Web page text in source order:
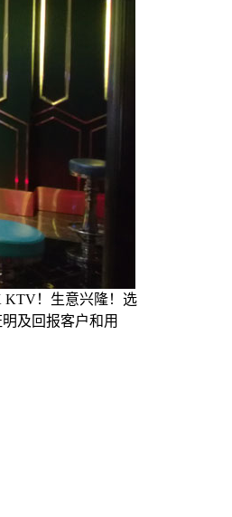
KTV！生意兴隆！选
及回报客户和用